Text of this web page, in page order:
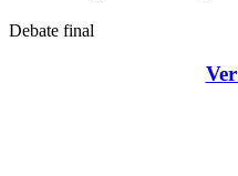
Debate final